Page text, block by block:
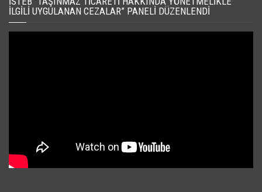
İLGILI UYGULANAN CEZALAR” PANELI DÜZENLENDI